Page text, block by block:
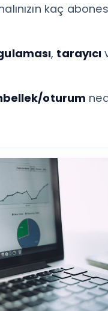
kaç
, tarayıcı
oturum